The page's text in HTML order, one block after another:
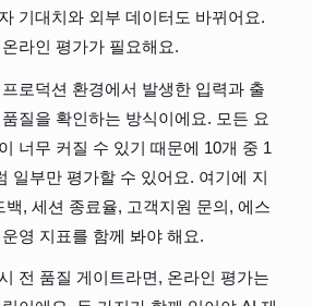
기대치와 외부 데이터도 바뀌어요.
라인 평가가 필요해요.
로덕션 환경에서 발생한 입력과 출
질을 확인하는 방식이에요. 모든 요
너무 커질 수 있기 때문에 10개 중 1
일부만 평가할 수 있어요. 여기에 지
백, 세션 종료율, 고객지원 문의, 에스
영 지표를 함께 봐야 해요.
전 품질 게이트라면, 온라인 평가는